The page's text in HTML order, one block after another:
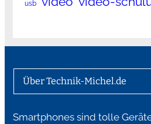
usb
Über Technik-Michel.de
Smartphones sind tolle